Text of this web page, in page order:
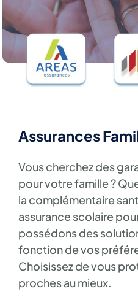
Assurances
Vous cherchez des
pour votre famille ?
la complémentaire
assurance scolaire
possédons des
fonction de vos
Choisissez de vous
proches au mieux.